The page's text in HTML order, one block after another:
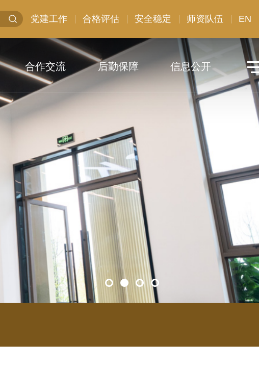
党建工作 合格评估 安全稳定 师资队伍 EN
合作交流 后勤保障 信息公开